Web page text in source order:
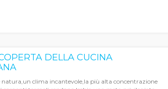
DELLA CUCINA
natura,un clima incantevole,la più alta concentrazione